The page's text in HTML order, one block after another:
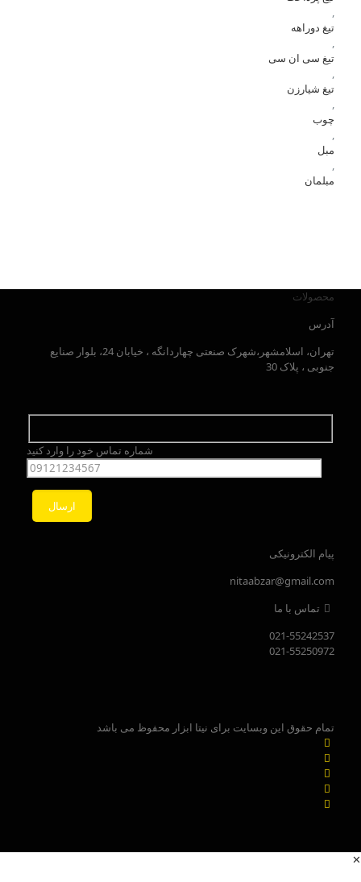
,
تیغ دوراهه
,
تیغ سی ان سی
,
تیغ شیارزن
,
چوب
,
مبل
,
مبلمان
محصولات
آدرس
تهران، اسلامشهر،شهرک صنعتی چهاردانگه ، خیابان 24، بلوار صنایع
جنوبی ، پلاک 30
شماره تماس خود را وارد کنید
پیام الکترونیکی
nitaabzar@gmail.com
تماس با ما
021-55242537
021-55250972
تمام حقوق این وبسایت برای نیتا ابزار محفوظ می باشد
✕